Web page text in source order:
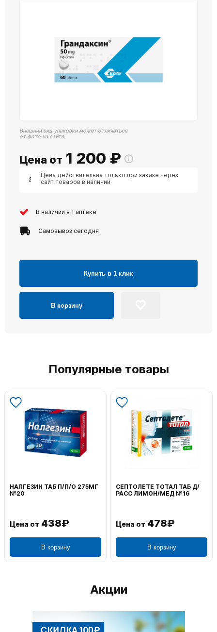
Внешний вид упаковки может отличаться
от фото на сайте.
Цена от 1 200 ₽
Цена действительна только при заказе через
сайт товаров в наличии
В наличии в 1 аптеке
Самовывоз сегодня
Купить в 1 клик
В корзину
Популярные товары
НАЛГЕЗИН ТАБ П/П/О 275МГ
№20
Цена от 438₽
В корзину
СЕПТОЛЕТЕ ТОТАЛ ТАБ Д/
РАСС ЛИМОН/МЕД №16
Цена от 478₽
В корзину
Акции